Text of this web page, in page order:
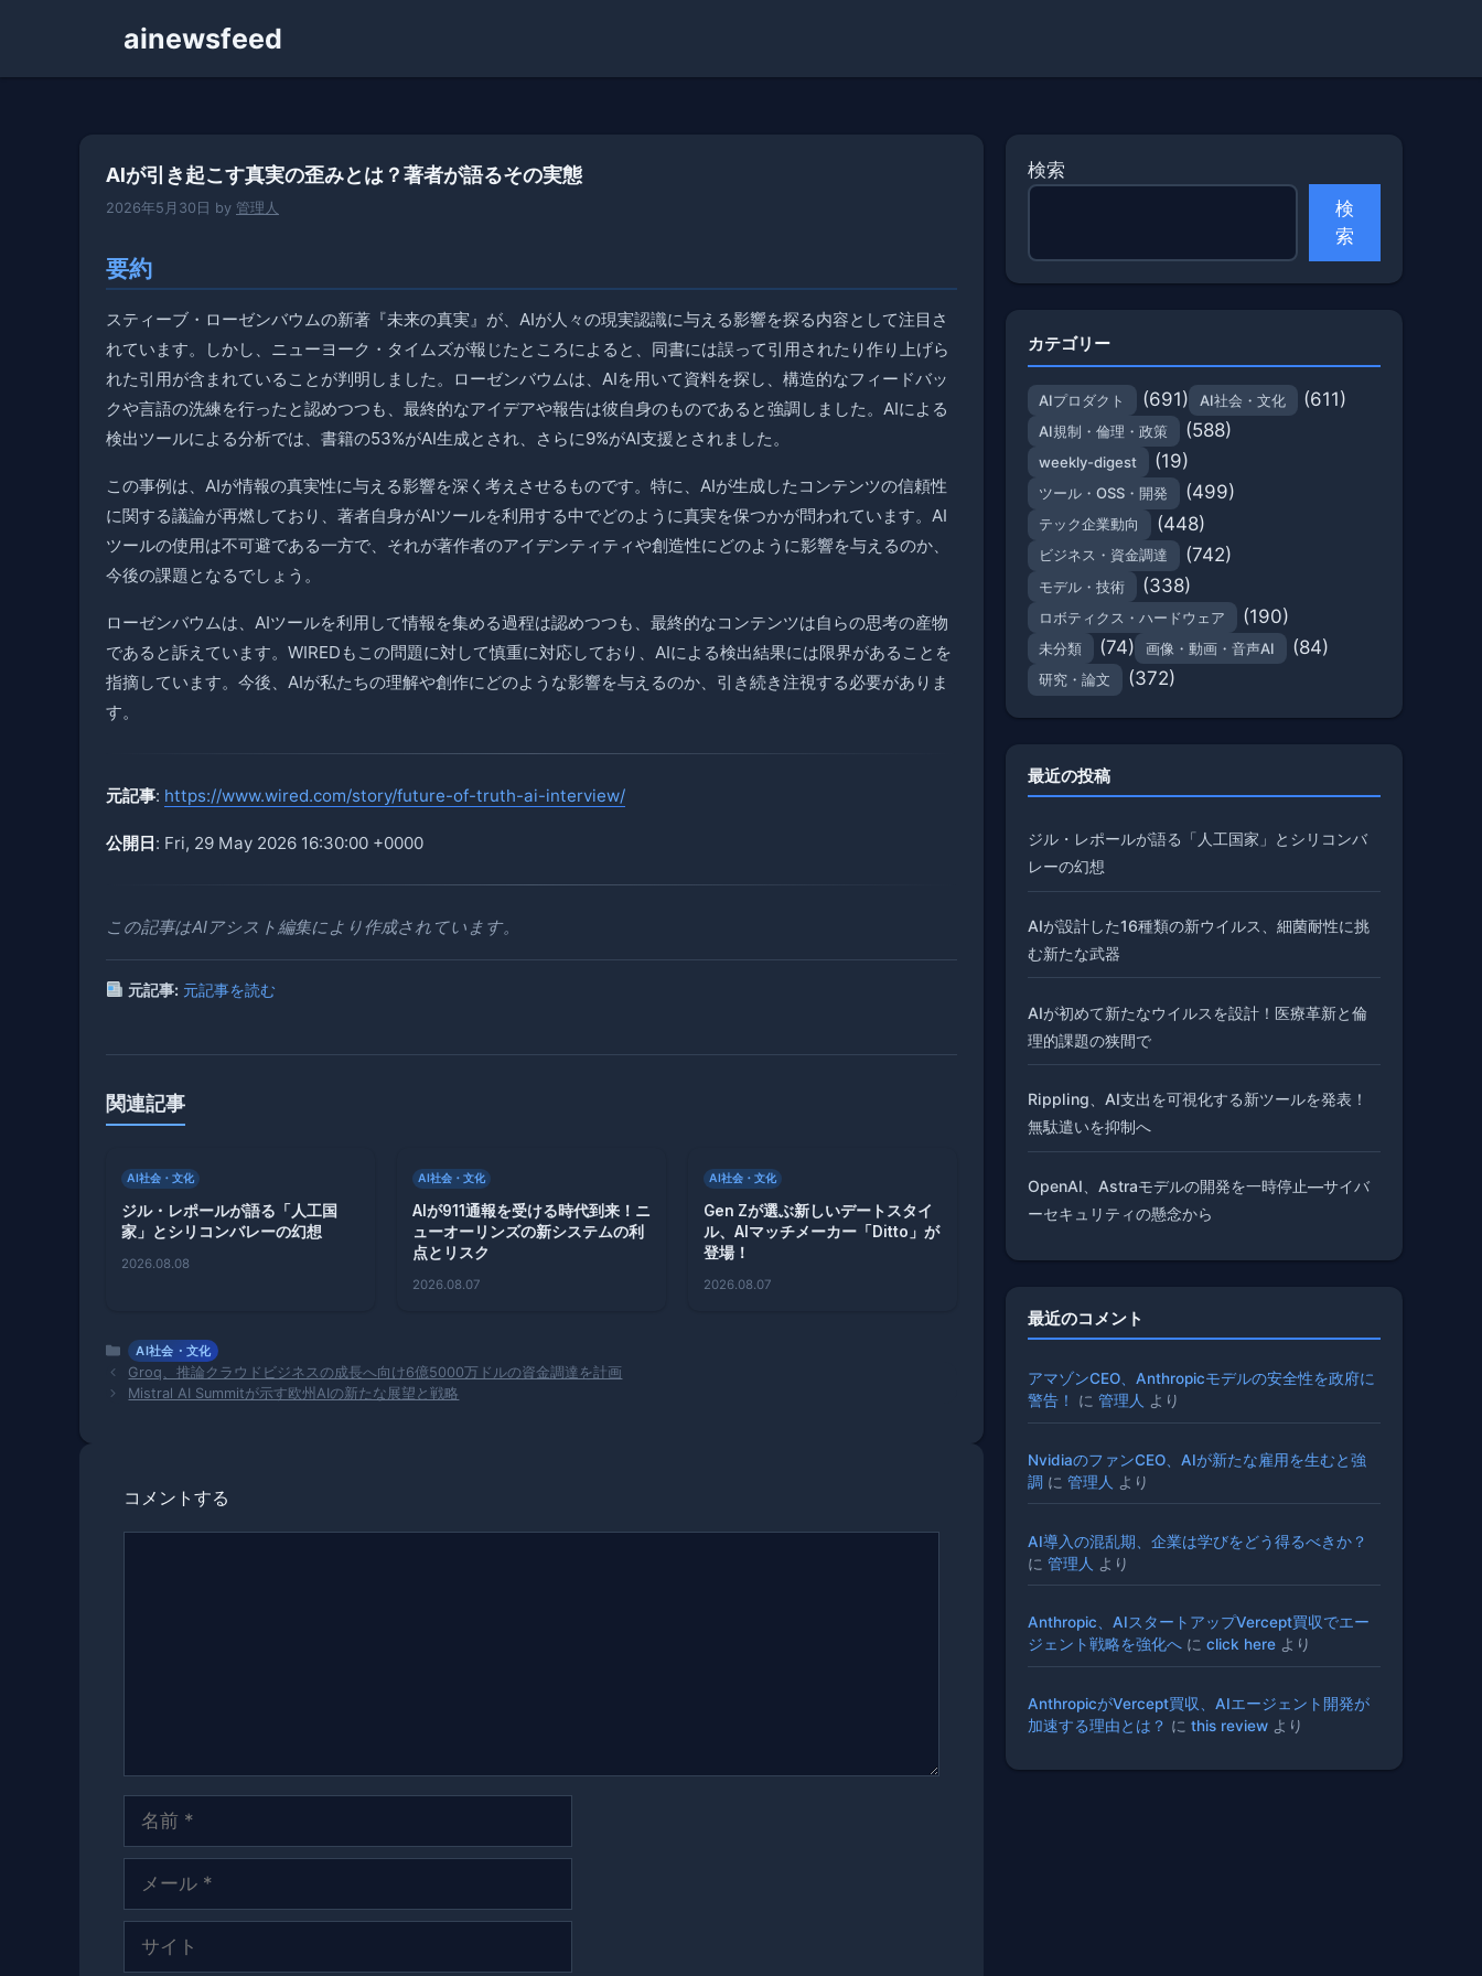
ainewsfeed
AIが引き起こす真実の歪みとは？著者が語るその実態
2026年5月30日 by 管理人
要約
スティーブ・ローゼンバウムの新著『未来の真実』が、AIが人々の現実認識に与える影響を探る内容として注目さ
れています。しかし、ニューヨーク・タイムズが報じたところによると、同書には誤って引用されたり作り上げら
れた引用が含まれていることが判明しました。ローゼンバウムは、AIを用いて資料を探し、構造的なフィードバッ
クや言語の洗練を行ったと認めつつも、最終的なアイデアや報告は彼自身のものであると強調しました。AIによる
検出ツールによる分析では、書籍の53%がAI生成とされ、さらに9%がAI支援とされました。
この事例は、AIが情報の真実性に与える影響を深く考えさせるものです。特に、AIが生成したコンテンツの信頼性
に関する議論が再燃しており、著者自身がAIツールを利用する中でどのように真実を保つかが問われています。AI
ツールの使用は不可避である一方で、それが著作者のアイデンティティや創造性にどのように影響を与えるのか、
今後の課題となるでしょう。
ローゼンバウムは、AIツールを利用して情報を集める過程は認めつつも、最終的なコンテンツは自らの思考の産物
であると訴えています。WIREDもこの問題に対して慎重に対応しており、AIによる検出結果には限界があることを
指摘しています。今後、AIが私たちの理解や創作にどのような影響を与えるのか、引き続き注視する必要がありま
す。
元記事: https://www.wired.com/story/future-of-truth-ai-interview/
公開日: Fri, 29 May 2026 16:30:00 +0000
この記事はAIアシスト編集により作成されています。
元記事: 元記事を読む
関連記事
AI社会・文化
ジル・レポールが語る「人工国
家」とシリコンバレーの幻想
2026.08.08
AI社会・文化
AIが911通報を受ける時代到来！ニ
ューオーリンズの新システムの利
点とリスク
2026.08.07
AI社会・文化
Gen Zが選ぶ新しいデートスタイ
ル、AIマッチメーカー「Ditto」が
登場！
2026.08.07
カ
テ
ゴ
AI社会・文化
Groq、推論クラウドビジネスの成長へ向け6億5000万ドルの資金調達を計画
Mistral AI Summitが示す欧州AIの新たな展望と戦略
コメントする
ル
検索
検
索
カテゴリー
AIプロダクト (691) AI社会・文化 (611)
AI規制・倫理・政策 (588)
weekly-digest (19)
ツール・OSS・開発 (499)
テック企業動向 (448)
ビジネス・資金調達 (742)
モデル・技術 (338)
ロボティクス・ハードウェア (190)
未分類 (74) 画像・動画・音声AI (84)
研究・論文 (372)
最近の投稿
ジル・レポールが語る「人工国家」とシリコンバ
レーの幻想
AIが設計した16種類の新ウイルス、細菌耐性に挑
む新たな武器
AIが初めて新たなウイルスを設計！医療革新と倫
理的課題の狭間で
Rippling、AI支出を可視化する新ツールを発表！
無駄遣いを抑制へ
OpenAI、Astraモデルの開発を一時停止—サイバ
ーセキュリティの懸念から
最近のコメント
アマゾンCEO、Anthropicモデルの安全性を政府に
警告！
に 管理人 より
NvidiaのファンCEO、AIが新たな雇用を生むと強
調 に 管理人 より
AI導入の混乱期、企業は学びをどう得るべきか？
に 管理人 より
Anthropic、AIスタートアップVercept買収でエー
ジェント戦略を強化へ に click here より
AnthropicがVercept買収、AIエージェント開発が
加速する理由とは？ に this review より